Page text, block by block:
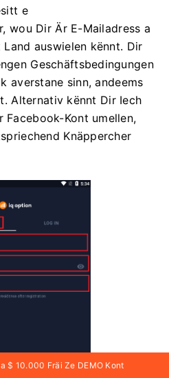
e
wou Dir Är E-Mailadress a
auswielen kënnt. Dir
Geschäftsbedingungen
averstane sinn, andeems
Alternativ kënnt Dir Iech
Kont umellen,
Knäppercher
$ 10.000 Fräi Ze DEMO Kont